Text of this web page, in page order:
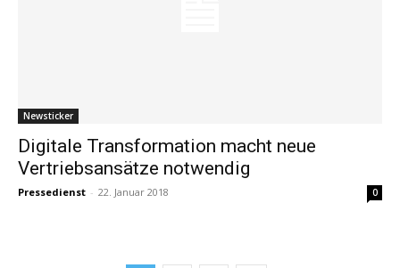
Newsticker
Digitale Transformation macht neue
Vertriebsansätze notwendig
Pressedienst - 22. Januar 2018 0